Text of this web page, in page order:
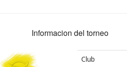
Informacion del torneo
Club